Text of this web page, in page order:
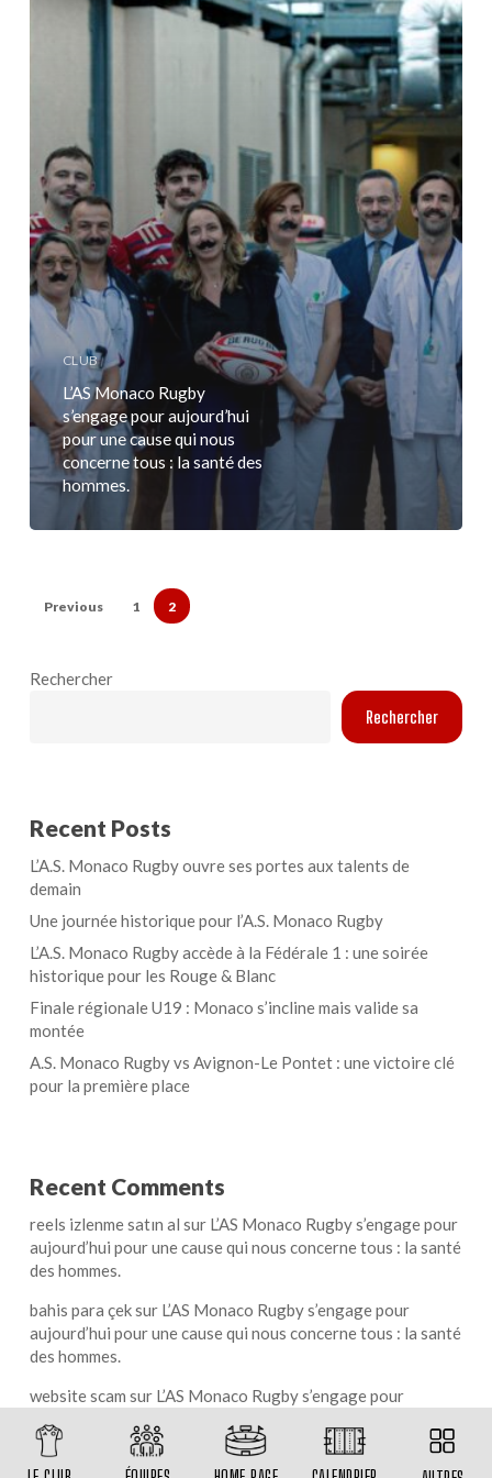
concerne
tous
santé
des
hommes.
CLUB
L’AS Monaco Rugby
s’engage pour aujourd’hui
pour une cause qui nous
concerne tous : la santé des
hommes.
Previous 1 2
Rechercher
Rechercher
Recent Posts
L’A.S. Monaco Rugby ouvre ses portes aux talents de
demain
Une journée historique pour l’A.S. Monaco Rugby
L’A.S. Monaco Rugby accède à la Fédérale 1 : une soirée
historique pour les Rouge & Blanc
Finale régionale U19 : Monaco s’incline mais valide sa
montée
A.S. Monaco Rugby vs Avignon-Le Pontet : une victoire clé
pour la première place
Recent Comments
reels izlenme satın al sur L’AS Monaco Rugby s’engage pour
aujourd’hui pour une cause qui nous concerne tous : la santé
des hommes.
bahis para çeksur L’AS Monaco Rugby s’engage pour
aujourd’hui pour une cause qui nous concerne tous : la santé
des hommes.
website scam sur L’AS Monaco Rugby s’engage pour
des hommes.